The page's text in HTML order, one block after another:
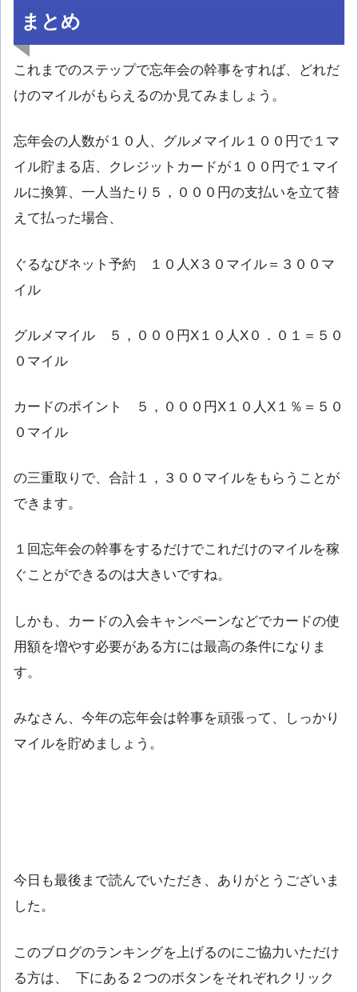
まとめ
これまでのステップで忘年会の幹事をすれば、どれだ
けのマイルがもらえるのか見てみましょう。
忘年会の人数が１０人、グルメマイル１００円で１マ
イル貯まる店、クレジットカードが１００円で１マイ
ルに換算、一人当たり５，０００円の支払いを立て替
えて払った場合、
ぐるなびネット予約 １０人X３０マイル＝３００マ
イル
グルメマイル ５，０００円X１０人X０．０１＝５０
０マイル
カードのポイント ５，０００円X１０人X１％＝５０
０マイル
の三重取りで、合計１，３００マイルをもらうことが
できます。
１回忘年会の幹事をするだけでこれだけのマイルを稼
ぐことができるのは大きいですね。
しかも、カードの入会キャンペーンなどでカードの使
用額を増やす必要がある方には最高の条件になりま
す。
みなさん、今年の忘年会は幹事を頑張って、しっかり
マイルを貯めましょう。
今日も最後まで読んでいただき、ありがとうございま
した。
このブログのランキングを上げるのにご協力いただけ
る方は、 下にある２つのボタンをそれぞれクリック